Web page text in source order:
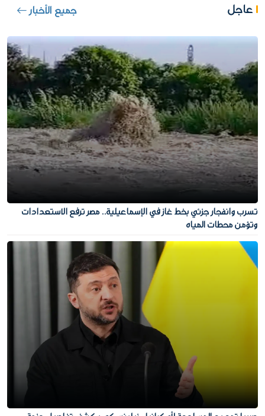
عاجل جميع الأخبار
تسرب وانفجار جزئي بخط غاز في الإسماعيلية.. مصر ترفع الاستعدادات
وتؤمن محطات المياه